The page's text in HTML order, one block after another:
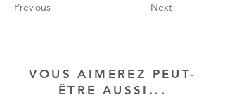
Previous Next
VOUS AIMEREZ PEUT-
ÊTRE AUSSI...